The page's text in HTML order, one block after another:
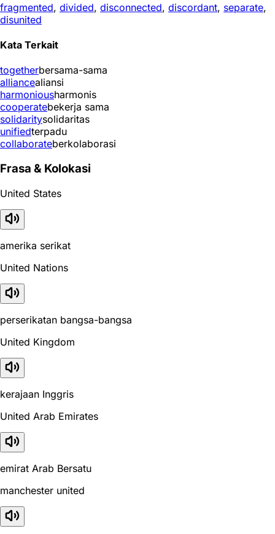
fragmented, divided, disconnected, discordant, separate,
disunited
Kata Terkait
togetherbersama-sama
alliancealiansi
harmoniousharmonis
cooperatebekerja sama
solidaritysolidaritas
unifiedterpadu
collaborateberkolaborasi
Frasa & Kolokasi
United States
amerika serikat
United Nations
perserikatan bangsa-bangsa
United Kingdom
kerajaan Inggris
United Arab Emirates
emirat Arab Bersatu
manchester united